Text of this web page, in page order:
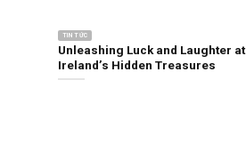
TIN TỨC
Unleashing Luck and Laughter
Ireland’s Hidden Treasures